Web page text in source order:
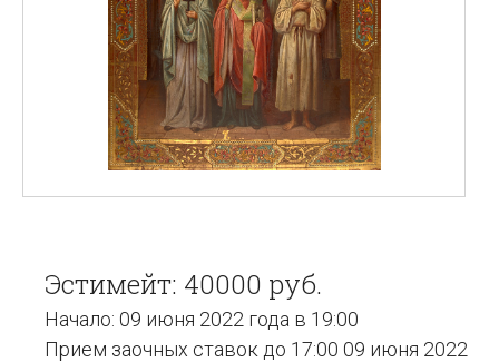
Эстимейт: 40000 руб.
Начало: 09 июня 2022 года в 19:00
Прием заочных ставок до 17:00 09 июня 2022